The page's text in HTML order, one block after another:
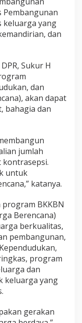
Pembangunan
keluarga yang
dan
Sukur H
dan
akan dapat
bahagia dan
jumlah
kontrasepsi.
untuk
katanya.
BKKBN
Berencana)
berkualitas,
pembangunan,
program
dan
keluarga yang
gerakan